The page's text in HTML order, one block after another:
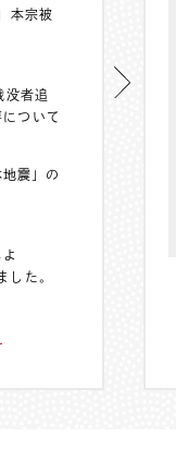
本宗被
没者追
ついて
地震」の
した。